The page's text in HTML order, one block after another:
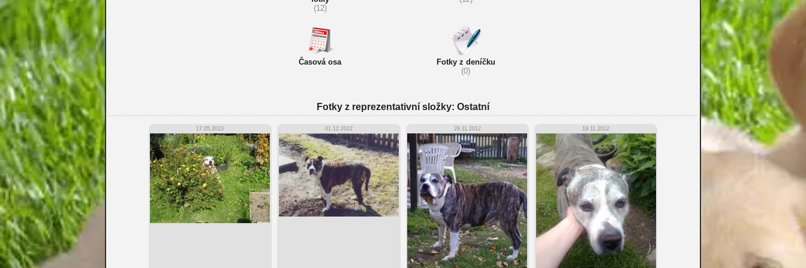
(12)
Časová osa
Fotky z deníčku
(0)
Fotky z reprezentativní složky: Ostatní
17.05.2013 01.12.2012 29.11.2012 19.11.2012